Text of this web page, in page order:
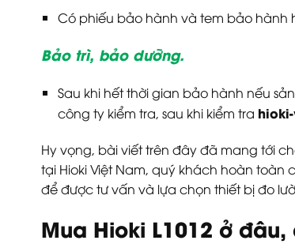
Có phiếu bảo hành và tem bảo hành
Bảo trì, bảo dưỡng.
Sau khi hết thời gian bảo hành nếu
công ty kiểm tra, sau khi kiểm tra
Hy vọng, bài viết trên đây đã mang tới
tại Hioki Việt Nam, quý khách hoàn toàn
để được tư vấn và lựa chọn thiết bị đo
Mua Hioki L1012 ở